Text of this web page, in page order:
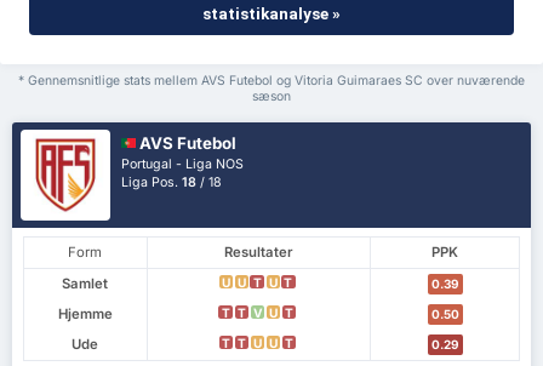
statistikanalyse »
* Gennemsnitlige stats mellem AVS Futebol og Vitoria Guimaraes SC over nuværende
sæson
AVS Futebol
Portugal - Liga NOS
Liga Pos.18 / 18
Form Resultater
PPK
Samlet
U U T U T 0.39
Hjemme T T V U T 0.50
Ude T T U U T 0.29